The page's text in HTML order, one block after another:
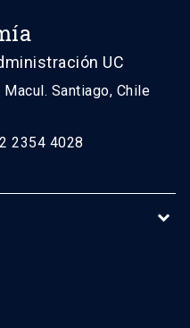
UC
Santiago, Chile
2354 4028